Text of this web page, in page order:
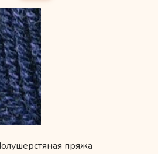
пряжа